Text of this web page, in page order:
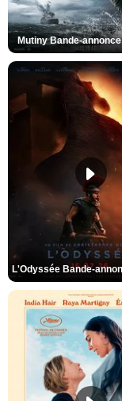
Mutiny Bande-annonce